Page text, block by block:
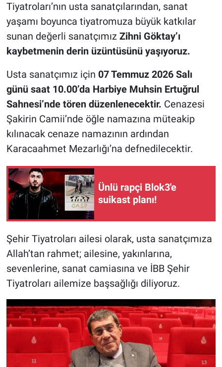
Tiyatroları’nın usta sanatçılarından, sanat
yaşamı boyunca tiyatromuza büyük katkılar
sunan değerli sanatçımız Zihni Göktay’ı
kaybetmenin derin üzüntüsünü yaşıyoruz.
Usta sanatçımız için 07 Temmuz 2026 Salı
günü saat 10.00’da Harbiye Muhsin Ertuğrul
Sahnesi’nde tören düzenlenecektir. Cenazesi
Şakirin Camii’nde öğle namazına müteakip
kılınacak cenaze namazının ardından
Karacaahmet Mezarlığı’na defnedilecektir.
Ünlü rapçi Blok3'e
suikast planı!
Şehir Tiyatroları ailesi olarak, usta sanatçımıza
Allah’tan rahmet; ailesine, yakınlarına,
sevenlerine, sanat camiasına ve İBB Şehir
Tiyatroları ailemize başsağlığı diliyoruz.